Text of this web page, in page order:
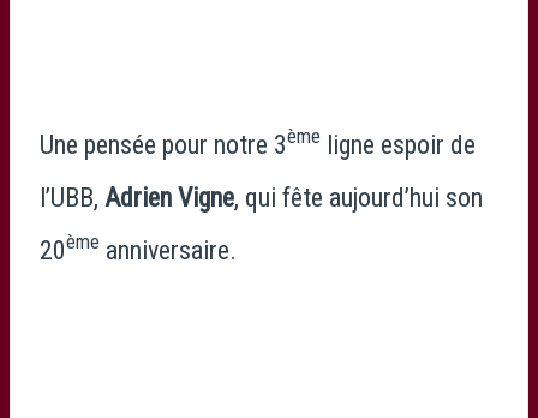
Une pensée pour notre 3ème ligne espoir de
l’UBB, Adrien Vigne, qui fête aujourd’hui son
20ème anniversaire.